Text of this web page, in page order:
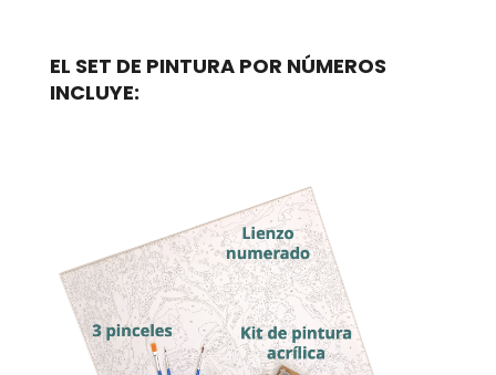
EL SET DE PINTURA POR NÚMEROS
INCLUYE: